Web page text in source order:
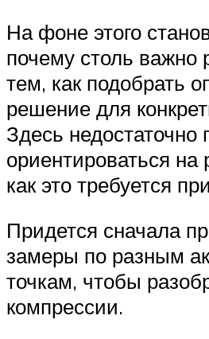
На фоне этого
почему столь важно
тем, как подобрать
решение для
Здесь недостаточно
ориентироваться на
как это требуется
Придется сначала
замеры по разным
точкам, чтобы
компрессии.